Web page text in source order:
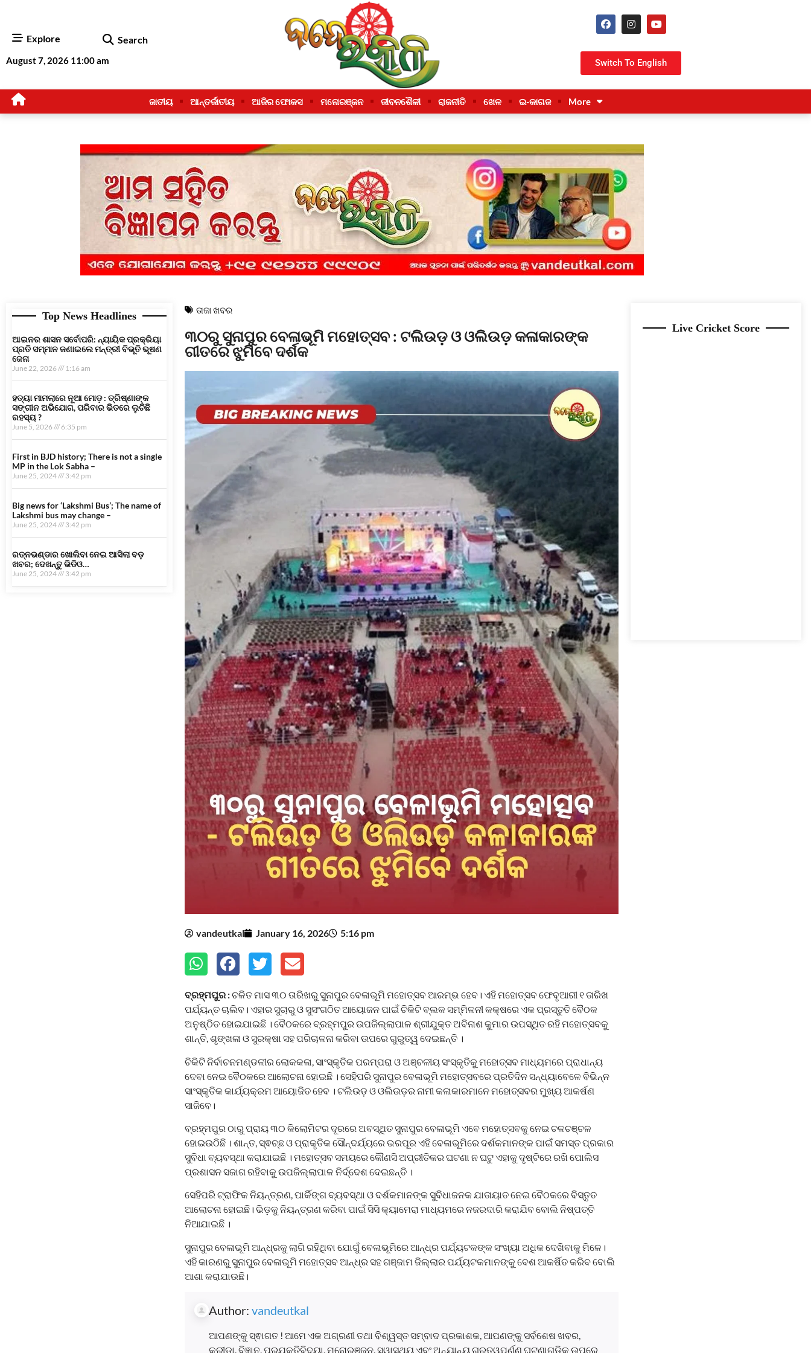
Explore Search
August 7, 2026 11:00 am Switch To English
ଜାତୀୟ ଆନ୍ତର୍ଜାତୀୟ ଆଜିର ଫୋକସ ମନୋରଞ୍ଜନ ଜୀବନଶୈଳୀ ରାଜନୀତି ଖେଳ ଇ-କାଗଜ More
Top News Headlines
ଆଇନର ଶାସନ ସର୍ବୋପରି: ନ୍ୟାୟିକ ପ୍ରକ୍ରିୟା
ପ୍ରତି ସମ୍ମାନ ଜଣାଇଲେ ମନ୍ତ୍ରୀ ବିଭୂତି ଭୂଷଣ
ଜେନା
June 22, 2026 1:16 am
ହତ୍ୟା ମାମଲାରେ ନୂଆ ମୋଡ଼ : ତ୍ରିଷ୍ଣାଙ୍କ
ସଙ୍ଗୀନ ଅଭିଯୋଗ, ପରିବାର ଭିତରେ ଲୁଚିଛି
ରହସ୍ୟ ?
June 5, 2026 6:35 pm
First in BJD history; There is not a single
MP in the Lok Sabha –
June 25, 2024 3:42 pm
Big news for ‘Lakshmi Bus’; The name of
Lakshmi bus may change –
June 25, 2024 3:42 pm
ରତ୍ନଭଣ୍ଡାର ଖୋଲିବା ନେଇ ଆସିଲା ବଡ଼
ଖବର; ଦେଖନ୍ତୁ ଭିଡିଓ…
June 25, 2024 3:42 pm
ତାଜା ଖବର
୩୦ରୁ ସୁନାପୁର ବେଳାଭୂମି ମହୋତ୍ସବ : ଟଲିଉଡ଼ ଓ ଓଲିଉଡ଼ କଳାକାରଙ୍କ
ଗୀତରେ ଝୁମିବେ ଦର୍ଶକ
vandeutkal January 16, 2026 5:16 pm
ବ୍ରହ୍ମପୁର :ଚଳିତ ମାସ ୩୦ ତାରିଖରୁ ସୁନାପୁର ବେଳାଭୂମି ମହୋତ୍ସବ ଆରମ୍ଭ ହେବ। ଏହି ମହୋତ୍ସବ ଫେବୃଆରୀ ୧ ତାରିଖ
ପର୍ଯ୍ୟନ୍ତ ଚାଲିବ। ଏହାର ସୁଚାରୁ ଓ ସୁସଂଗଠିତ ଆୟୋଜନ ପାଇଁ ଚିକିଟି ବ୍ଲକ ସମ୍ମିଳନୀ କକ୍ଷରେ ଏକ ପ୍ରସ୍ତୁତି ବୈଠକ
ଅନୁଷ୍ଠିତ ହୋଇଯାଇଛି । ବୈଠକରେ ବ୍ରହ୍ମପୁର ଉପଜିଲ୍ଲାପାଳ ଶ୍ରୀଯୁକ୍ତ ଅବିନାଶ କୁମାର ଉପସ୍ଥିତ ରହି ମହୋତ୍ସବକୁ
ଶାନ୍ତି, ଶୃଙ୍ଖଳା ଓ ସୁରକ୍ଷା ସହ ପରିଚାଳନା କରିବା ଉପରେ ଗୁରୁତ୍ୱ ଦେଇଛନ୍ତି ।
ଚିକିଟି ନିର୍ବାଚନମଣ୍ଡଳୀର ଲୋକକଳା, ସାଂସ୍କୃତିକ ପରମ୍ପରା ଓ ଅଞ୍ଚଳୀୟ ସଂସ୍କୃତିକୁ ମହୋତ୍ସବ ମାଧ୍ୟମରେ ପ୍ରାଧାନ୍ୟ
ଦେବା ନେଇ ବୈଠକରେ ଆଲୋଚନା ହୋଇଛି । ସେହିପରି ସୁନାପୁର ବେଳାଭୂମି ମହୋତ୍ସବରେ ପ୍ରତିଦିନ ସନ୍ଧ୍ୟାବେଳେ ବିଭିନ୍ନ
ସାଂସ୍କୃତିକ କାର୍ଯ୍ୟକ୍ରମ ଆୟୋଜିତ ହେବ । ଟଲିଉଡ଼ ଓ ଓଲିଉଡ଼ର ନାମୀ କଳାକାରମାନେ ମହୋତ୍ସବର ମୁଖ୍ୟ ଆକର୍ଷଣ
ସାଜିବେ।
ବ୍ରହ୍ମପୁର ଠାରୁ ପ୍ରାୟ ୩୦ କିଲୋମିଟର ଦୂରରେ ଅବସ୍ଥିତ ସୁନାପୁର ବେଳାଭୂମି ଏବେ ମହୋତ୍ସବକୁ ନେଇ ଚଳଚଞ୍ଚଳ
ହୋଇଉଠିଛି । ଶାନ୍ତ, ସ୍ଵଚ୍ଛ ଓ ପ୍ରାକୃତିକ ସୌନ୍ଦର୍ଯ୍ୟରେ ଭରପୂର ଏହି ବେଳାଭୂମିରେ ଦର୍ଶକମାନଙ୍କ ପାଇଁ ସମସ୍ତ ପ୍ରକାର
ସୁବିଧା ବ୍ୟବସ୍ଥା କରାଯାଇଛି । ମହୋତ୍ସବ ସମୟରେ କୌଣସି ଅପ୍ରୀତିକର ଘଟଣା ନ ଘଟୁ ଏହାକୁ ଦୃଷ୍ଟିରେ ରଖି ପୋଲିସ
ପ୍ରଶାସନ ସଜାଗ ରହିବାକୁ ଉପଜିଲ୍ଲାପାଳ ନିର୍ଦ୍ଦେଶ ଦେଇଛନ୍ତି ।
ସେହିପରି ଟ୍ରାଫିକ ନିୟନ୍ତ୍ରଣ, ପାର୍କିଙ୍ଗ ବ୍ୟବସ୍ଥା ଓ ଦର୍ଶକମାନଙ୍କ ସୁବିଧାଜନକ ଯାତାୟାତ ନେଇ ବୈଠକରେ ବିସ୍ତୃତ
ଆଲୋଚନା ହୋଇଛି। ଭିଡ଼କୁ ନିୟନ୍ତ୍ରଣ କରିବା ପାଇଁ ସିସି କ୍ୟାମେରା ମାଧ୍ୟମରେ ନଜରଦାରି କରାଯିବ ବୋଲି ନିଷ୍ପତ୍ତି
ନିଆଯାଇଛି ।
ସୁନାପୁର ବେଳାଭୂମି ଆନ୍ଧ୍ରକୁ ଲାଗି ରହିଥିବା ଯୋଗୁଁ ବେଳାଭୂମିରେ ଆନ୍ଧ୍ର ପର୍ଯ୍ୟଟକଙ୍କ ସଂଖ୍ୟା ଅଧିକ ଦେଖିବାକୁ ମିଳେ।
ଏହି କାରଣରୁ ସୁନାପୁର ବେଳାଭୂମି ମହୋତ୍ସବ ଆନ୍ଧ୍ର ସହ ଗଞ୍ଜାମ ଜିଲ୍ଲାର ପର୍ଯ୍ୟଟକମାନଙ୍କୁ ବେଶ ଆକର୍ଷିତ କରିବ ବୋଲି
ଆଶା କରାଯାଉଛି।
Author: vandeutkal
ଆପଣଙ୍କୁ ସ୍ଵାଗତ ! ଆମେ ଏକ ଅଗ୍ରଣୀ ତଥା ବିଶ୍ୱସ୍ତ ସମ୍ବାଦ ପ୍ରକାଶକ, ଆପଣଙ୍କୁ ସର୍ବଶେଷ ଖବର,
କ୍ରୀଡା, ବିଜ୍ଞାନ, ପ୍ରଯୁକ୍ତିବିଦ୍ୟା, ମନୋରଞ୍ଜନ, ସ୍ୱାସ୍ଥ୍ୟ ଏବଂ ଅନ୍ୟାନ୍ୟ ଗୁରୁତ୍ୱପୂର୍ଣ୍ଣ ଘଟଣାଗୁଡ଼ିକ ଉପରେ
Live Cricket Score